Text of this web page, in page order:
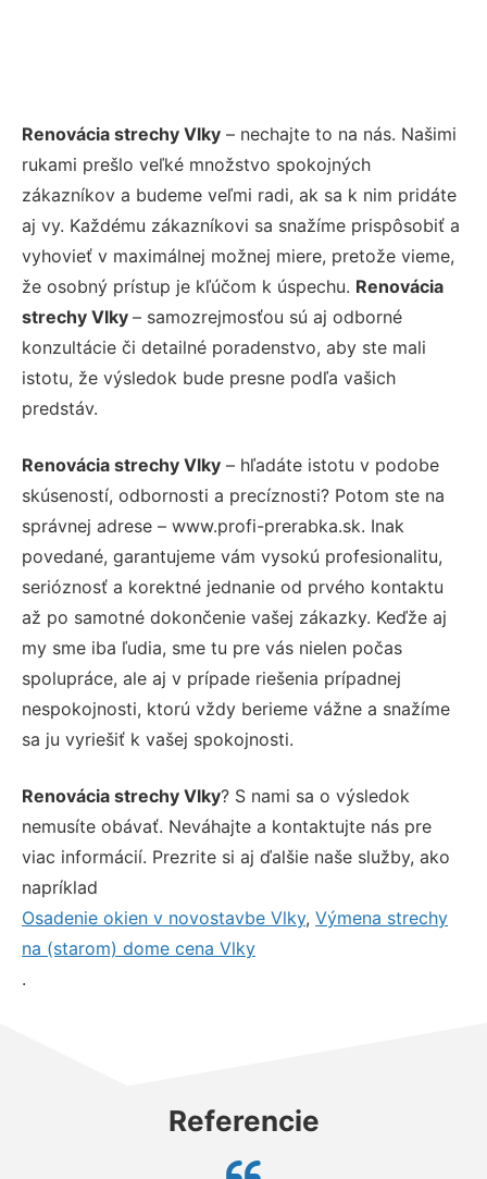
Renovácia strechy Vlky – nechajte to na nás. Našimi
rukami prešlo veľké množstvo spokojných
zákazníkov a budeme veľmi radi, ak sa k nim pridáte
aj vy. Každému zákazníkovi sa snažíme prispôsobiť a
vyhovieť v maximálnej možnej miere, pretože vieme,
že osobný prístup je kľúčom k úspechu. Renovácia
strechy Vlky – samozrejmosťou sú aj odborné
konzultácie či detailné poradenstvo, aby ste mali
istotu, že výsledok bude presne podľa vašich
predstáv.
Renovácia strechy Vlky – hľadáte istotu v podobe
skúseností, odbornosti a precíznosti? Potom ste na
správnej adrese – www.profi-prerabka.sk. Inak
povedané, garantujeme vám vysokú profesionalitu,
serióznosť a korektné jednanie od prvého kontaktu
až po samotné dokončenie vašej zákazky. Keďže aj
my sme iba ľudia, sme tu pre vás nielen počas
spolupráce, ale aj v prípade riešenia prípadnej
nespokojnosti, ktorú vždy berieme vážne a snažíme
sa ju vyriešiť k vašej spokojnosti.
Renovácia strechy Vlky? S nami sa o výsledok
nemusíte obávať. Neváhajte a kontaktujte nás pre
viac informácií. Prezrite si aj ďalšie naše služby, ako
napríklad
Osadenie okien v novostavbe Vlky, Výmena strechy
na (starom) dome cena Vlky
.
Referencie